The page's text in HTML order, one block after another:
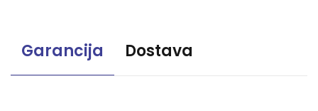
Garancija Dostava